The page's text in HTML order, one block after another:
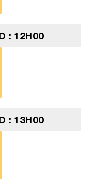
: 12H00
: 13H00